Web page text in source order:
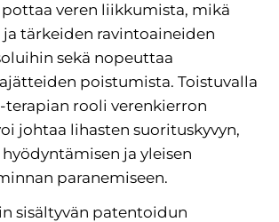
veren liikkumista, mikä
ja tärkeiden ravintoaineiden
sekä nopeuttaa
poistumista. Toistuvalla
terapian rooli verenkierron
johtaa lihasten suorituskyvyn,
ja yleisen
paranemiseen.
sisältyvän patentoidun